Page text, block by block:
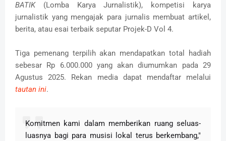
BATIK(Lomba Karya Jurnalistik), kompetisi karya
jurnalistik yang mengajak para jurnalis membuat artikel,
berita, atau esai terbaik seputar Projek-D Vol 4.
Tiga pemenang terpilih akan mendapatkan total hadiah
sebesar Rp 6.000.000 yang akan diumumkan pada 29
Agustus 2025. Rekan media dapat mendaftar melalui
tautan ini.
Komitmen kami dalam memberikan ruang seluas-
luasnya bagi para musisi lokal terus berkembang,"